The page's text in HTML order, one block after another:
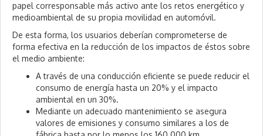
papel corresponsable más activo ante los retos energético y
medioambiental de su propia movilidad en automóvil.
De esta forma, los usuarios deberían comprometerse de
forma efectiva en la reducción de los impactos de éstos sobre
el medio ambiente:
A través de una conducción eficiente se puede reducir el
consumo de energía hasta un 20% y el impacto
ambiental en un 30%.
Mediante un adecuado mantenimiento se asegura
valores de emisiones y consumo similares a los de